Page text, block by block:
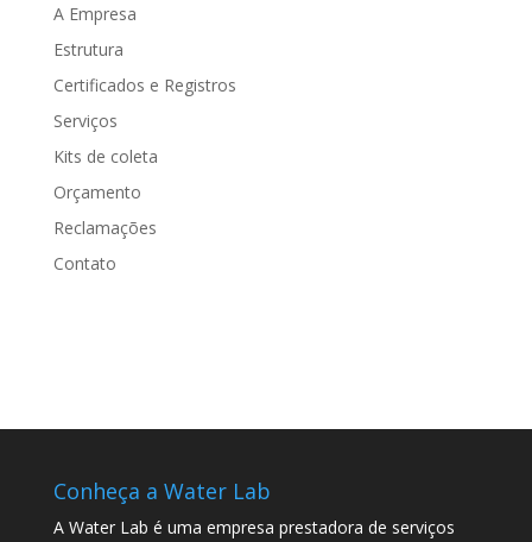
A Empresa
Estrutura
Certificados e Registros
Serviços
Kits de coleta
Orçamento
Reclamações
Contato
Conheça a Water Lab
A Water Lab é uma empresa prestadora de serviços